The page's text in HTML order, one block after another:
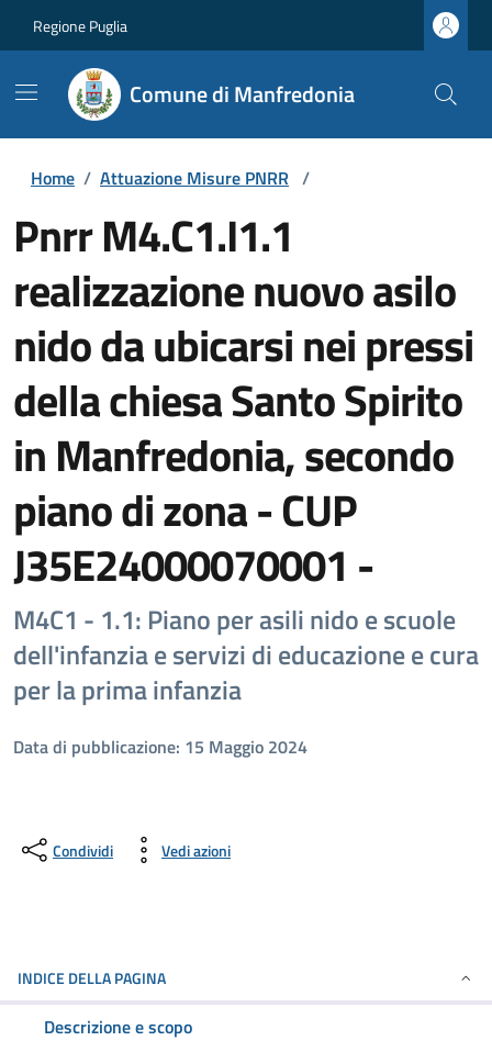
Regione Puglia
Comune di Manfredonia
Home / Attuazione Misure PNRR /
Pnrr M4.C1.I1.1
realizzazione nuovo asilo
nido da ubicarsi nei pressi
della chiesa Santo Spirito
in Manfredonia, secondo
piano di zona - CUP
J35E24000070001 -
M4C1 - 1.1: Piano per asili nido e scuole
dell'infanzia e servizi di educazione e cura
per la prima infanzia
Data di pubblicazione: 15 Maggio 2024
Condividi Vedi azioni
INDICE DELLA PAGINA
Descrizione e scopo